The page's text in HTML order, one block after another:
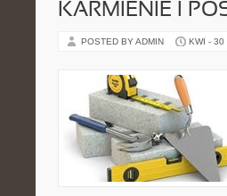
KARMIENIE I
POSTED BY ADMIN KWI - 30